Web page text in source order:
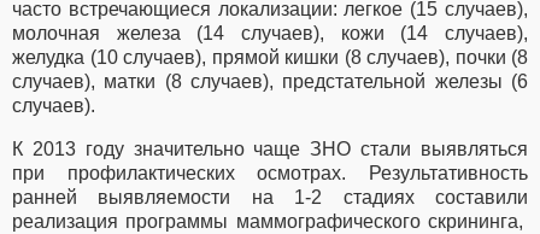
часто встречающиеся локализации: легкое (15 случаев),
молочная железа (14 случаев), кожи (14 случаев),
желудка (10 случаев), прямой кишки (8 случаев), почки (8
случаев), матки (8 случаев), предстательной железы (6
случаев).
К 2013 году значительно чаще ЗНО стали выявляться
при профилактических осмотрах. Результативность
ранней выявляемости на 1-2 стадиях составили
реализация программы маммографического скрининга,